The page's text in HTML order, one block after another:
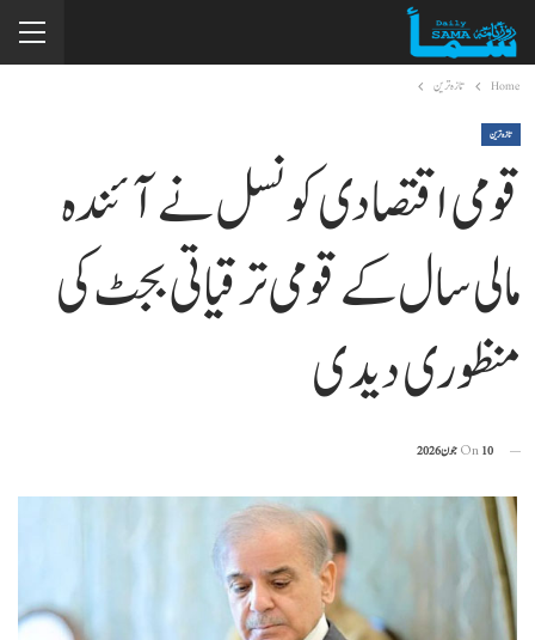
Home تازہ ترین
تازہ ترین
قومی اقتصادی کونسل نے آئندہ
مالی سال کے قومی ترقیاتی بجٹ کی
منظوری دیدی
On10 جون 2026